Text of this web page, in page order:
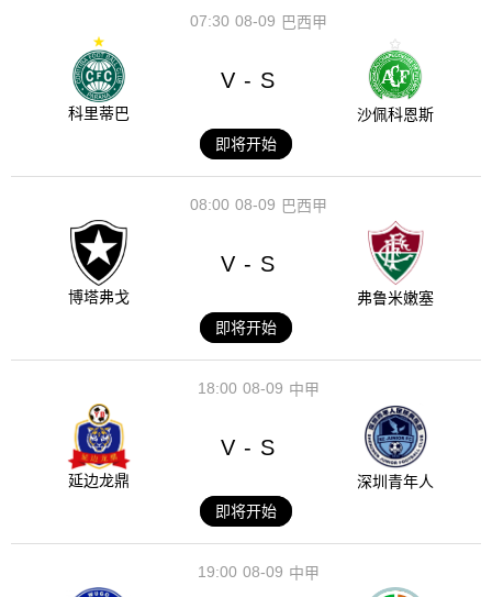
08-09
07:30 巴西甲
科里蒂巴
V - S
沙佩科恩斯
即将开始
08-09
08:00 巴西甲
博塔弗戈
V - S
弗鲁米嫩塞
即将开始
08-09
18:00 中甲
延边龙鼎
V - S
深圳青年人
即将开始
08-09
19:00 中甲